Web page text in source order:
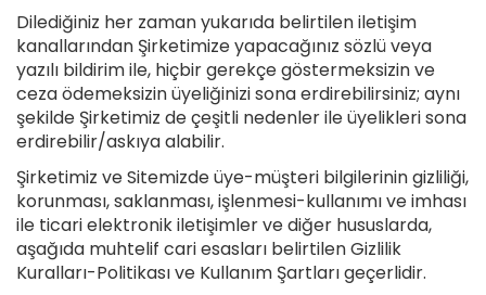
Dilediğiniz her zaman yukarıda belirtilen iletişim
kanallarından Şirketimize yapacağınız sözlü veya
yazılı bildirim ile, hiçbir gerekçe göstermeksizin ve
ceza ödemeksizin üyeliğinizi sona erdirebilirsiniz; aynı
şekilde Şirketimiz de çeşitli nedenler ile üyelikleri sona
erdirebilir/askıya alabilir.
Şirketimiz ve Sitemizde üye-müşteri bilgilerinin gizliliği,
korunması, saklanması, işlenmesi-kullanımı ve imhası
ile ticari elektronik iletişimler ve diğer hususlarda,
aşağıda muhtelif cari esasları belirtilen Gizlilik
Kuralları-Politikası ve Kullanım Şartları geçerlidir.